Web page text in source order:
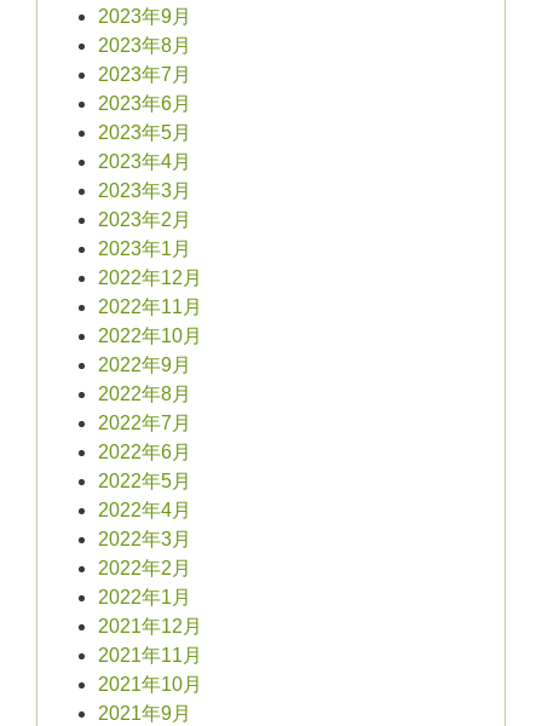
2023年9月
2023年8月
2023年7月
2023年6月
2023年5月
2023年4月
2023年3月
2023年2月
2023年1月
2022年12月
2022年11月
2022年10月
2022年9月
2022年8月
2022年7月
2022年6月
2022年5月
2022年4月
2022年3月
2022年2月
2022年1月
2021年12月
2021年11月
2021年10月
2021年9月